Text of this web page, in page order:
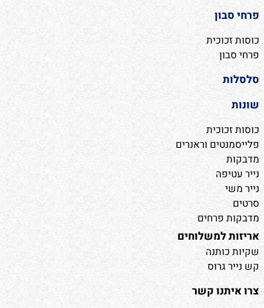
פרחי סבון
כוסות זכוכית
פרחי סבון
סלסלות
שונות
כוסות זכוכית
פלייסמנטים וראנרים
מדבקות
נייר עטיפה
נייר משי
סרטים
מדבקות פרחים
אריזות למשלוחים
שקיות כותנה
קש נייר גרוס
צרו איתנו קשר